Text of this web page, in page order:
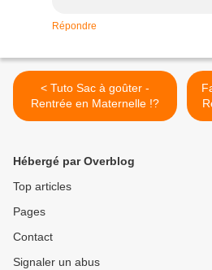
Répondre
< Tuto Sac à goûter -
Rentrée en Maternelle !?
Hébergé par Overblog
Top articles
Pages
Contact
Signaler un abus